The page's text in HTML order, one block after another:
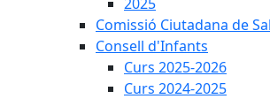
Comissió Ciutadana de
Consell d'Infants
Curs 2025-2026
Curs 2024-2025